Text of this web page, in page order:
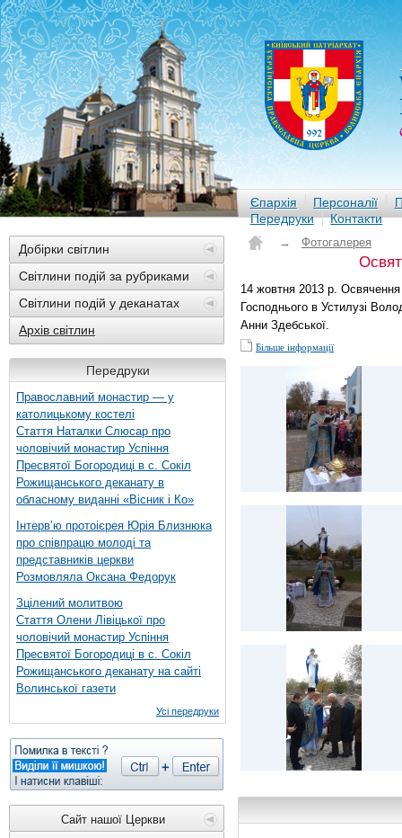
Єпархія Персоналії
Передруки
Контакти
Добірки світлин
Світлини подій за рубриками
Світлини подій у деканатах
Архів світлин
Передруки
Православний монастир — у
католицькому костелі
Стаття Наталки Слюсар про
чоловічий монастир Успіння
Пресвятої Богородиці в с. Сокіл
Рожищанського деканату в
обласному виданні «Вісник і Ко»
Інтерв’ю протоієрея Юрія Близнюка
про співпрацю молоді та
представників церкви
Розмовляла Оксана Федорук
Зцілений молитвою
Стаття Олени Лівіцької про
чоловічий монастир Успіння
Пресвятої Богородиці в с. Сокіл
Рожищанського деканату на сайті
Волинської газети
Усі передруки
Сайт нашої Церкви
→ Фотогалерея
14 жовтня 2013 р. Освячення
Господнього в Устилузі
Анни Здебської.
Більше інформації